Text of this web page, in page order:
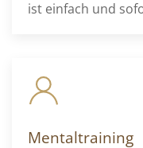
ist einfach und
Mentaltraining